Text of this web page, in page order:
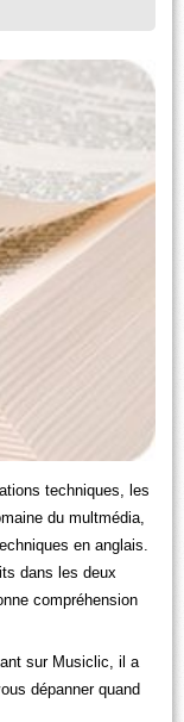
techniques, les
du multmédia,
en anglais.
dans les deux
compréhension
sur Musiclic, il a
dépanner quand